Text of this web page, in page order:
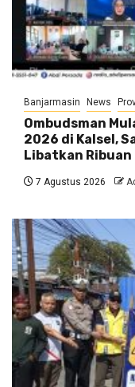
Banjarmasin News
Ombudsman
2026 di Kalsel,
Libatkan Ribuan
7 Agustus 2026